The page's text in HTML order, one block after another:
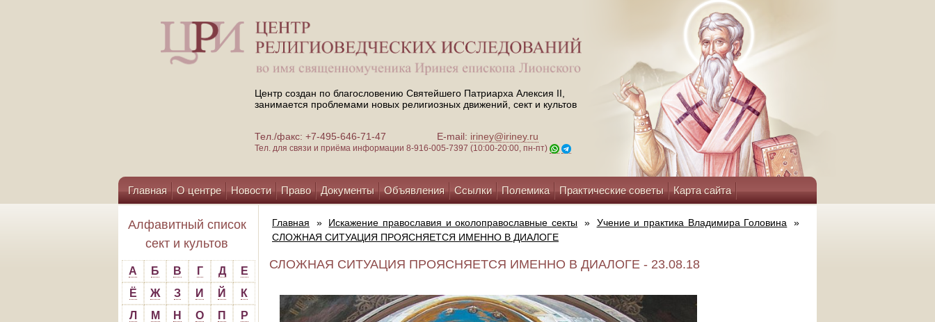
Центр создан по благословению Святейшего Патриарха Алексия II,
занимается проблемами новых религиозных движений, сект и культов
Тел./факс: +7-495-646-71-47 E-mail: iriney@iriney.ru
Тел. для связи и приёма информации 8-916-005-7397 (10:00-20:00, пн-пт)
Главная О центре Новости Право Документы Объявления Ссылки Полемика Практические советы Карта сайта
Помощь центру
Алфавитный список
сект и культов
А Б В Г Д
Е
Ё
Ж З И Й
К
Л
М Н О П
Р
Главная » Искажение православия и околоправославные секты » Учение и практика Владимира Головина
»
СЛОЖНАЯ СИТУАЦИЯ ПРОЯСНЯЕТСЯ ИМЕННО В ДИАЛОГЕ
СЛОЖНАЯ СИТУАЦИЯ ПРОЯСНЯЕТСЯ ИМЕННО В ДИАЛОГЕ - 23.08.18